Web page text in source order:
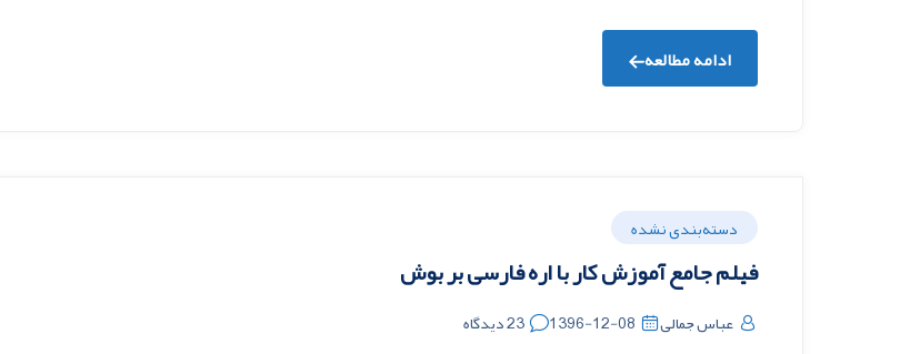
ادامه مطالعه
دسته‌بندی نشده
فیلم جامع آموزش کار با اره فارسی بر بوش
عباس جمالی 1396-12-08 23 دیدگاه